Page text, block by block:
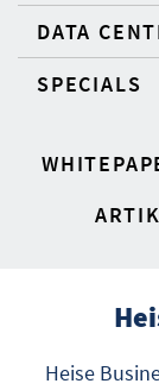
DATA
SPECIALS
Heise